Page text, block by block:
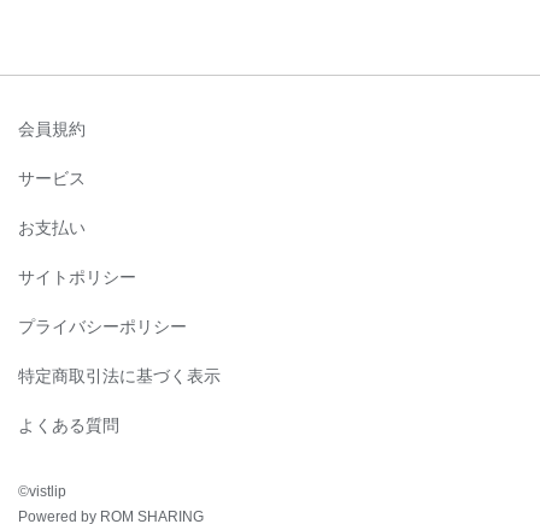
会員規約
サービス
お支払い
サイトポリシー
プライバシーポリシー
特定商取引法に基づく表示
よくある質問
©︎vistlip
Powered by ROM SHARING